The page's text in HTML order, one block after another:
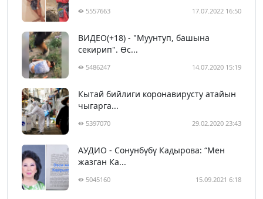
5557663 17.07.2022 16:50
ВИДЕО(+18) - "Муунтуп, башына
секирип". Өс...
5486247 14.07.2020 15:19
Кытай бийлиги коронавирусту атайын
чыгарга...
5397070 29.02.2020 23:43
АУДИО - Сонунбүбү Кадырова: “Мен
жазган Ка...
5045160 15.09.2021 6:18